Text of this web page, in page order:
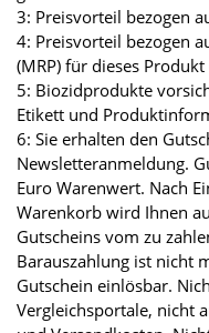
3: Preisvorteil bezogen
4: Preisvorteil bezogen
(MRP) für dieses
5: Biozidprodukte
Etikett und
6: Sie erhalten den
Newsletteranmeldung.
Euro Warenwert. Nach
Warenkorb wird Ihnen
Gutscheins vom zu
Barauszahlung ist nicht
Gutschein einlösbar.
Vergleichsportale, nicht